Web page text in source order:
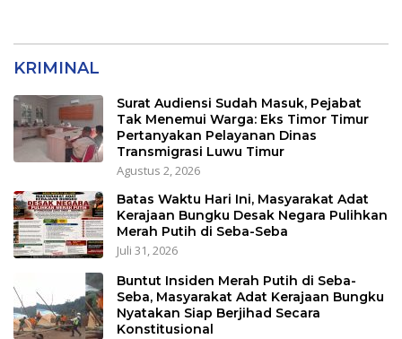
KRIMINAL
Surat Audiensi Sudah Masuk, Pejabat
Tak Menemui Warga: Eks Timor Timur
Pertanyakan Pelayanan Dinas
Transmigrasi Luwu Timur
Agustus 2, 2026
Batas Waktu Hari Ini, Masyarakat Adat
Kerajaan Bungku Desak Negara Pulihkan
Merah Putih di Seba-Seba
Juli 31, 2026
Buntut Insiden Merah Putih di Seba-
Seba, Masyarakat Adat Kerajaan Bungku
Nyatakan Siap Berjihad Secara
Konstitusional